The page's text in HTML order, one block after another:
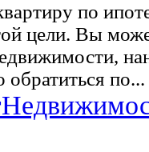
по
цели. Вы
обратиться по...